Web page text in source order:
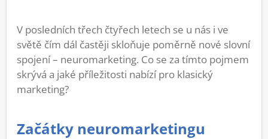
V posledních třech čtyřech letech se u nás i ve
světě čím dál častěji skloňuje poměrně nové slovní
spojení – neuromarketing. Co se za tímto pojmem
skrývá a jaké příležitosti nabízí pro klasický
marketing?
Začátky neuromarketingu